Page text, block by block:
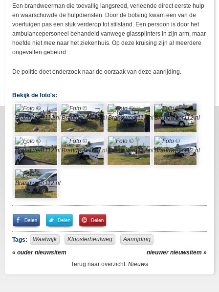
Een brandweerman die toevallig langsreed, verleende direct eerste hulp
en waarschuwde de hulpdiensten. Door de botsing kwam een van de
voertuigen pas een stuk verderop tot stilstand. Een persoon is door het
ambulancepersoneel behandeld vanwege glassplinters in zijn arm, maar
hoefde niet mee naar het ziekenhuis. Op deze kruising zijn al meerdere
ongevallen gebeurd.
De politie doet onderzoek naar de oorzaak van deze aanrijding.
Bekijk de foto's:
Share
on
Facebook
Share
on
Twitter
Pin
It!
Tags: Waalwijk Kloosterheulweg
Aanrijding
« ouder nieuwsitem
nieuwer nieuwsitem »
Terug naar overzicht: Nieuws